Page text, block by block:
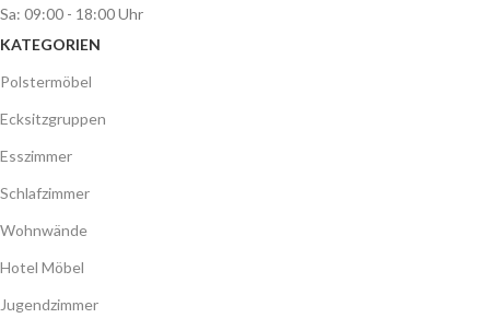
Sa: 09:00 - 18:00 Uhr
KATEGORIEN
Polstermöbel
Ecksitzgruppen
Esszimmer
Schlafzimmer
Wohnwände
Hotel Möbel
Jugendzimmer